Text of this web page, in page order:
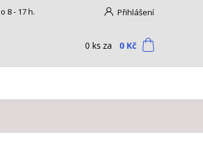
Přihlášení
8 - 17 h.
0 ks za 0 Kč